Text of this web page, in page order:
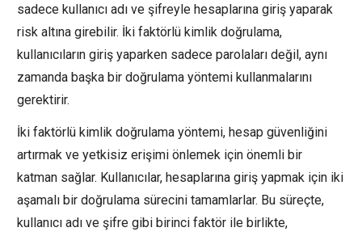
sadece kullanıcı adı ve şifreyle hesaplarına giriş yaparak
risk altına girebilir. İki faktörlü kimlik doğrulama,
kullanıcıların giriş yaparken sadece parolaları değil, aynı
zamanda başka bir doğrulama yöntemi kullanmalarını
gerektirir.
İki faktörlü kimlik doğrulama yöntemi, hesap güvenliğini
artırmak ve yetkisiz erişimi önlemek için önemli bir
katman sağlar. Kullanıcılar, hesaplarına giriş yapmak için iki
aşamalı bir doğrulama sürecini tamamlarlar. Bu süreçte,
kullanıcı adı ve şifre gibi birinci faktör ile birlikte,